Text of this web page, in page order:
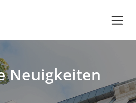
Neuigkeiten